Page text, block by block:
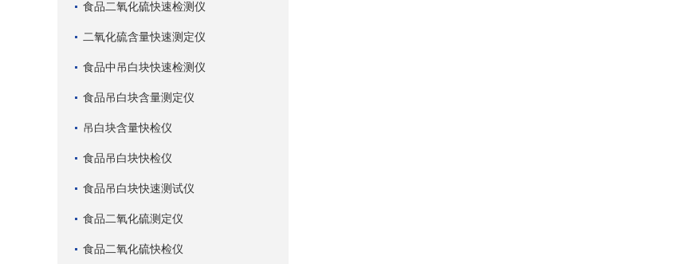
食品二氧化硫快速检测仪
二氧化硫含量快速测定仪
食品中吊白块快速检测仪
食品吊白块含量测定仪
吊白块含量快检仪
食品吊白块快检仪
食品吊白块快速测试仪
食品二氧化硫测定仪
食品二氧化硫快检仪